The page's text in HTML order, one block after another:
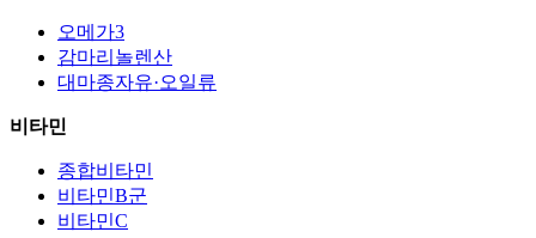
오메가3
감마리놀렌산
대마종자유·오일류
비타민
종합비타민
비타민B군
비타민C